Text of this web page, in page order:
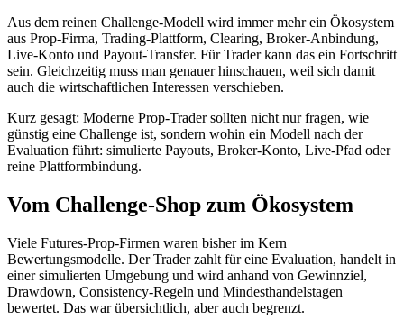
Aus dem reinen Challenge-Modell wird immer mehr ein Ökosystem
aus Prop-Firma, Trading-Plattform, Clearing, Broker-Anbindung,
Live-Konto und Payout-Transfer. Für Trader kann das ein Fortschritt
sein. Gleichzeitig muss man genauer hinschauen, weil sich damit
auch die wirtschaftlichen Interessen verschieben.
Kurz gesagt: Moderne Prop-Trader sollten nicht nur fragen, wie
günstig eine Challenge ist, sondern wohin ein Modell nach der
Evaluation führt: simulierte Payouts, Broker-Konto, Live-Pfad oder
reine Plattformbindung.
Vom Challenge-Shop zum Ökosystem
Viele Futures-Prop-Firmen waren bisher im Kern
Bewertungsmodelle. Der Trader zahlt für eine Evaluation, handelt in
einer simulierten Umgebung und wird anhand von Gewinnziel,
Drawdown, Consistency-Regeln und Mindesthandelstagen
bewertet. Das war übersichtlich, aber auch begrenzt.